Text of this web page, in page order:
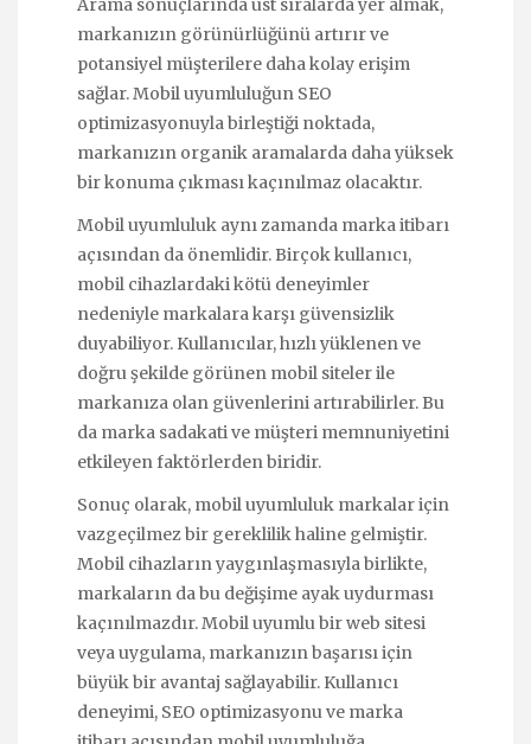
Arama sonuçlarında üst sıralarda yer almak,
markanızın görünürlüğünü artırır ve
potansiyel müşterilere daha kolay erişim
sağlar. Mobil uyumluluğun SEO
optimizasyonuyla birleştiği noktada,
markanızın organik aramalarda daha yüksek
bir konuma çıkması kaçınılmaz olacaktır.
Mobil uyumluluk aynı zamanda marka itibarı
açısından da önemlidir. Birçok kullanıcı,
mobil cihazlardaki kötü deneyimler
nedeniyle markalara karşı güvensizlik
duyabiliyor. Kullanıcılar, hızlı yüklenen ve
doğru şekilde görünen mobil siteler ile
markanıza olan güvenlerini artırabilirler. Bu
da marka sadakati ve müşteri memnuniyetini
etkileyen faktörlerden biridir.
Sonuç olarak, mobil uyumluluk markalar için
vazgeçilmez bir gereklilik haline gelmiştir.
Mobil cihazların yaygınlaşmasıyla birlikte,
markaların da bu değişime ayak uydurması
kaçınılmazdır. Mobil uyumlu bir web sitesi
veya uygulama, markanızın başarısı için
büyük bir avantaj sağlayabilir. Kullanıcı
deneyimi, SEO optimizasyonu ve marka